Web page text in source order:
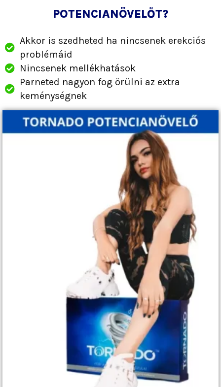
POTENCIANÖVELŐT?
Akkor is szedheted ha nincsenek erekciós
problémáid
Nincsenek mellékhatások
Parneted nagyon fog örülni az extra
keménységnek